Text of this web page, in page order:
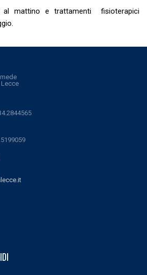
al mattino e trattamenti fisioterapici
Lecce